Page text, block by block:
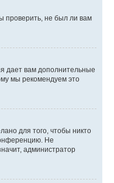
проверить, не был ли вам
дает вам дополнительные
мы рекомендуем это
для того, чтобы никто
Не
администратор